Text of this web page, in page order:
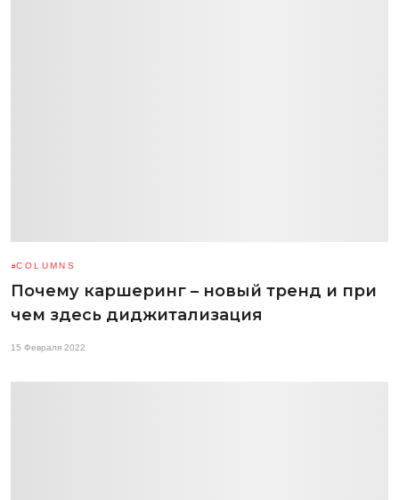
COLUMNS
Почему каршеринг – новый тренд и при
чем здесь диджитализация
15 Февраля 2022